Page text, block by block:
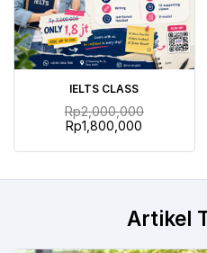
TAMBAH KE KERANJANG
IELTS CLASS
Rp2,000,000
Rp1,800,000
Artikel